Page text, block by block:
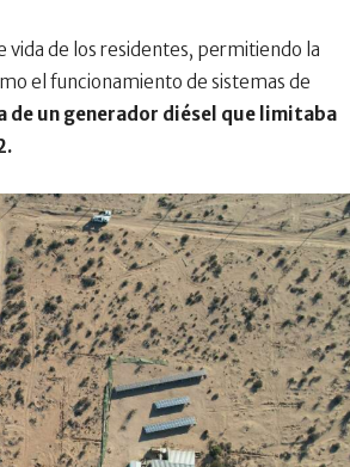
vida de los residentes, permitiendo la
el funcionamiento de sistemas de
de un generador diésel que limitaba